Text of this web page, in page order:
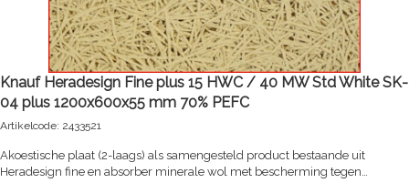
Knauf Heradesign Fine plus 15 HWC / 40 MW Std White SK-
04 plus 1200x600x55 mm 70% PEFC
Artikelcode: 2433521
Akoestische plaat (2-laags) als samengesteld product bestaande uit
Heradesign fine en absorber minerale wol met bescherming tegen